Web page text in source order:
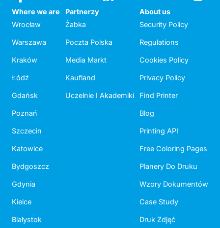
Where we are
Wrocław
Warszawa
Kraków
Łódź
Gdańsk
Poznań
Szczecin
Katowice
Bydgoszcz
Gdynia
Kielce
Białystok
Partnerzy
Żabka
Poczta Polska
Media Markt
Kaufland
Uczelnie I Akademiki
About us
Security Policy
Regulations
Cookies Policy
Privacy Policy
Find Printer
Blog
Printing API
Free Coloring Pages
Planery Do Druku
Wzory Dokumentów
Case Study
Druk Zdjęć